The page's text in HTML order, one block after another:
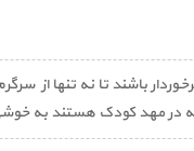
باشند تا نه تنها
در مهد کودک هستند به